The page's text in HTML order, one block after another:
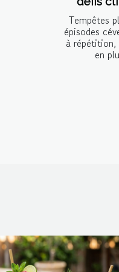
Tempêtes
épisodes
à répétition,
en